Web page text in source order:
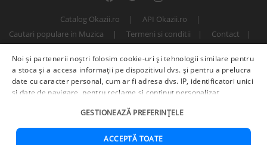
Catalog Okazii.ro
API Okazii.ro
Cautari populare in Muzica
Termeni si conditii
Contact
© 2000 - 2026 S.C. BITFACTOR S.R.L.
Noi și partenerii noștri folosim cookie-uri și tehnologii similare pentru
a stoca și a accesa informații pe dispozitivul dvs. și pentru a prelucra
date cu caracter personal, cum ar fi adresa dvs. IP, identificatori unici
și date de navigare, pentru reclame și conținut personalizat,
îmbunătățirea serviciilor.Furnizori terți (225)pot, de asemenea,
prelucra datele dvs. în aceste și alte scopuri, inclusiv folosind date
precise de geolocalizare și caracteristici ale dispozitivului. Opțiunile
GESTIONEAZĂ PREFERINȚELE
ACCEPTĂ TOATE